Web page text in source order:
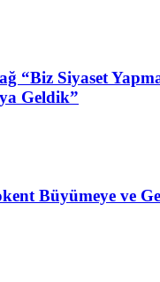
“Biz Siyaset
Geldik”
Büyümeye ve